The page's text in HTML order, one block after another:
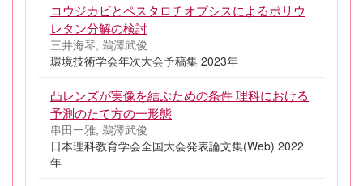
コウジカビとペスタロチオプシスによるポリウ
レタン分解の検討
三井海琴, 鵜澤武俊
環境技術学会年次大会予稿集 2023年
凸レンズが実像を結ぶための条件 理科における
予測のたて方の一形態
串田一雅, 鵜澤武俊
日本理科教育学会全国大会発表論文集(Web) 2022
年